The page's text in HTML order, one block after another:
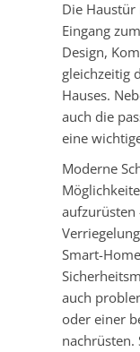
Die
Eingang
Design,
gleichzeitig
Hauses.
auch die
eine
Moderne
aufzurüsten
Smart-
auch
oder einer
nachrüsten.